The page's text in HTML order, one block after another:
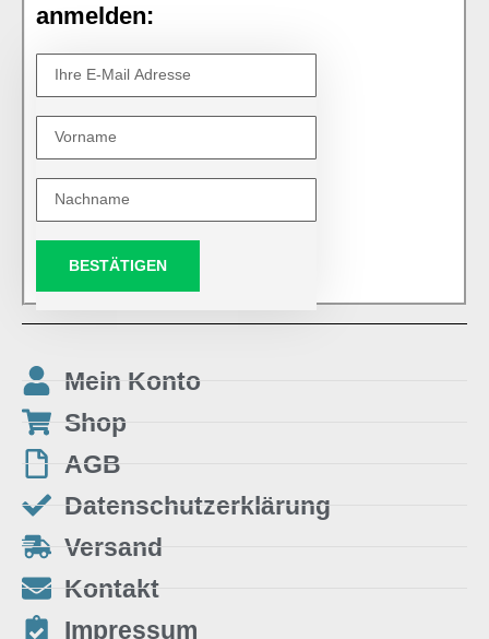
anmelden:
BESTÄTIGEN
Mein Konto
Shop
AGB
Datenschutzerklärung
Versand
Kontakt
Impressum